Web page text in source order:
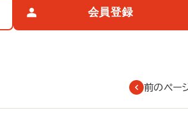
会員登録
前のペー